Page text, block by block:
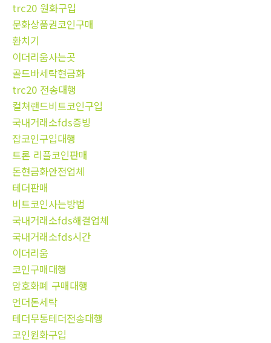
trc20 원화구입
문화상품권코인구매
환치기
이더리움사는곳
골드바세탁현금화
trc20 전송대행
컬쳐랜드비트코인구입
국내거래소fds증빙
잡코인구입대행
트론 리플코인판매
돈현금화안전업체
테더판매
비트코인사는방법
국내거래소fds해결업체
국내거래소fds시간
이더리움
코인구매대행
암호화폐 구매대행
언더돈세탁
테더무통테더전송대행
코인원화구입